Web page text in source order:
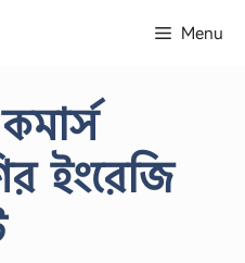
Menu
ইংরেজি